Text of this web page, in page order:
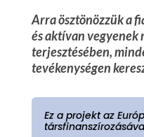
Arra ösztönözzük a
és aktívan vegyenek
terjesztésében,
tevékenységen
Ez a projekt az